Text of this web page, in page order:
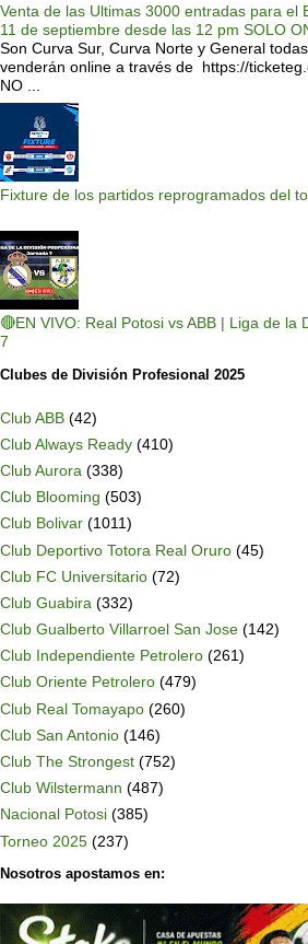
Venta de las Ultimas 3000 entradas para el
11 de septiembre desde las 12 pm SOLO
Son Curva Sur, Curva Norte y General
venderán online a través de https://
NO ...
Fixture de los partidos reprogramados del
🔴EN VIVO: Real Potosi vs ABB | Liga de la
7
Clubes de División Profesional 2025
Club ABB (42)
Club Always Ready (410)
Club Aurora (338)
Club Blooming (503)
Club Bolivar (1011)
Club Deportivo Totora Real Oruro (45)
Club FC Universitario (72)
Club Guabira (332)
Club Gualberto Villarroel San Jose (142)
Club Independiente Petrolero (261)
Club Oriente Petrolero (479)
Club Real Tomayapo (260)
Club San Antonio (146)
Club The Strongest (752)
Club Wilstermann (487)
Nacional Potosi (385)
Torneo 2025 (237)
Nosotros apostamos en: